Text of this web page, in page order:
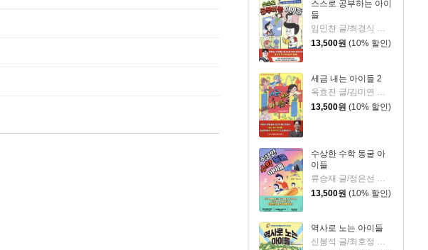
스스로 공부하는 아이
들
임민찬 글/최경식 그림
13,500원 (10% 할인)
세금 내는 아이들 2
옥효진 글/김미연 그림
13,500원 (10% 할인)
수상한 수학 동굴 아
이들
류승재 글/정은선 그림
13,500원 (10% 할인)
역사로 노는 아이들
신봉석 글/최호정 그림/서울대학교 뿌리깊은 역사나무 감수